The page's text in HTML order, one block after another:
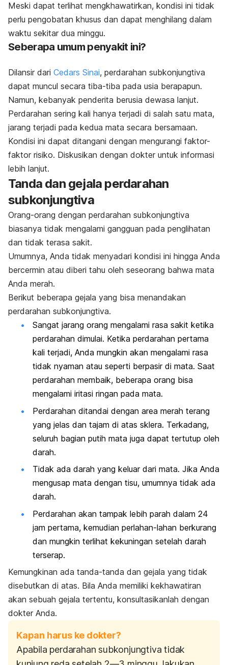
Meski dapat terlihat mengkhawatirkan, kondisi ini tidak
perlu pengobatan khusus dan dapat menghilang dalam
waktu sekitar dua minggu.
Seberapa umum penyakit ini?
Dilansir dari Cedars Sinai, perdarahan subkonjungtiva
dapat muncul secara tiba-tiba pada usia berapapun.
Namun, kebanyak penderita berusia dewasa lanjut.
Perdarahan sering kali hanya terjadi di salah satu mata,
jarang terjadi pada kedua mata secara bersamaan.
Kondisi ini dapat ditangani dengan mengurangi faktor-
faktor risiko. Diskusikan dengan dokter untuk informasi
lebih lanjut.
Tanda dan gejala perdarahan
subkonjungtiva
Orang-orang dengan perdarahan subkonjungtiva
biasanya tidak mengalami gangguan pada penglihatan
dan tidak terasa sakit.
Umumnya, Anda tidak menyadari kondisi ini hingga Anda
bercermin atau diberi tahu oleh seseorang bahwa mata
Anda merah.
Berikut beberapa gejala yang bisa menandakan
perdarahan subkonjungtiva.
Sangat jarang orang mengalami rasa sakit ketika
perdarahan dimulai. Ketika perdarahan pertama
kali terjadi, Anda mungkin akan mengalami rasa
tidak nyaman atau seperti berpasir di mata. Saat
perdarahan membaik, beberapa orang bisa
mengalami iritasi ringan pada mata.
Perdarahan ditandai dengan area merah terang
yang jelas dan tajam di atas sklera. Terkadang,
seluruh bagian putih mata juga dapat tertutup oleh
darah.
Tidak ada darah yang keluar dari mata. Jika Anda
mengusap mata dengan tisu, umumnya tidak ada
darah.
Perdarahan akan tampak lebih parah dalam 24
jam pertama, kemudian perlahan-lahan berkurang
dan mungkin terlihat kekuningan setelah darah
terserap.
Kemungkinan ada tanda-tanda dan gejala yang tidak
disebutkan di atas. Bila Anda memiliki kekhawatiran
akan sebuah gejala tertentu, konsultasikanlah dengan
dokter Anda.
Kapan harus ke dokter?
Apabila perdarahan subkonjungtiva tidak